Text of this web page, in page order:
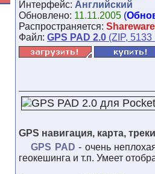
Интерфейс: Английский
Обновлено: 11.11.2005 (
Распространяется: Shareware
Файл: GPS PAD 2.0 (ZIP, 5133
GPS навигация, карта,
GPS PAD - очень
геокешинга и т.п. Умеет